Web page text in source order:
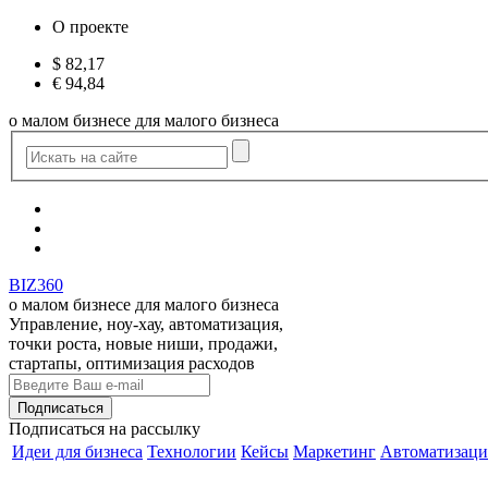
О проекте
$ 82,17
€ 94,84
о малом бизнесе для малого бизнеса
BIZ360
о малом бизнесе для малого бизнеса
Управление, ноу-хау, автоматизация,
точки роста, новые ниши, продажи,
стартапы, оптимизация расходов
Подписаться на рассылку
Идеи для бизнеса Технологии Кейсы Маркетинг